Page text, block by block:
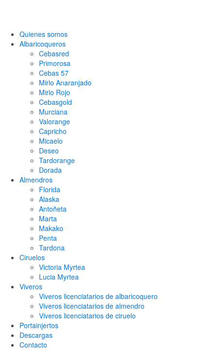
Quienes somos
Albaricoqueros
Cebasred
Primorosa
Cebas 57
Mirlo Anaranjado
Mirlo Rojo
Cebasgold
Murciana
Valorange
Capricho
Micaelo
Deseo
Tardorange
Dorada
Almendros
Florida
Alaska
Antoñeta
Marta
Makako
Penta
Tardona
Ciruelos
Victoria Myrtea
Lucia Myrtea
Viveros
Viveros licenciatarios de albaricoquero​
Viveros licenciatarios de almendro​
Viveros licenciatarios de ciruelo
Portainjertos
Descargas
Contacto